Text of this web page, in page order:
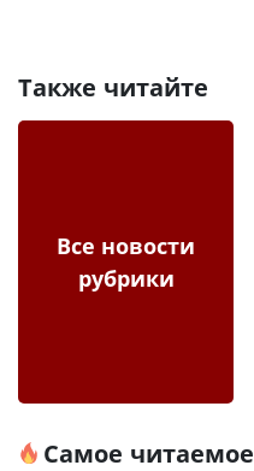
Также читайте
Все новости
рубрики
Самое читаемое